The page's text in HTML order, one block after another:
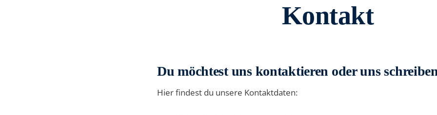
Kontakt
Du möchtest uns kontaktieren oder uns
Hier findest du unsere Kontaktdaten: